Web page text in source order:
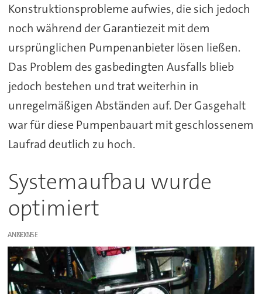
Konstruktionsprobleme aufwies, die sich jedoch
noch während der Garantiezeit mit dem
ursprünglichen Pumpenanbieter lösen ließen.
Das Problem des gasbedingten Ausfalls blieb
jedoch bestehen und trat weiterhin in
unregelmäßigen Abständen auf. Der Gasgehalt
war für diese Pumpenbauart mit geschlossenem
Laufrad deutlich zu hoch.
Systemaufbau wurde
optimiert
ANZEIGE